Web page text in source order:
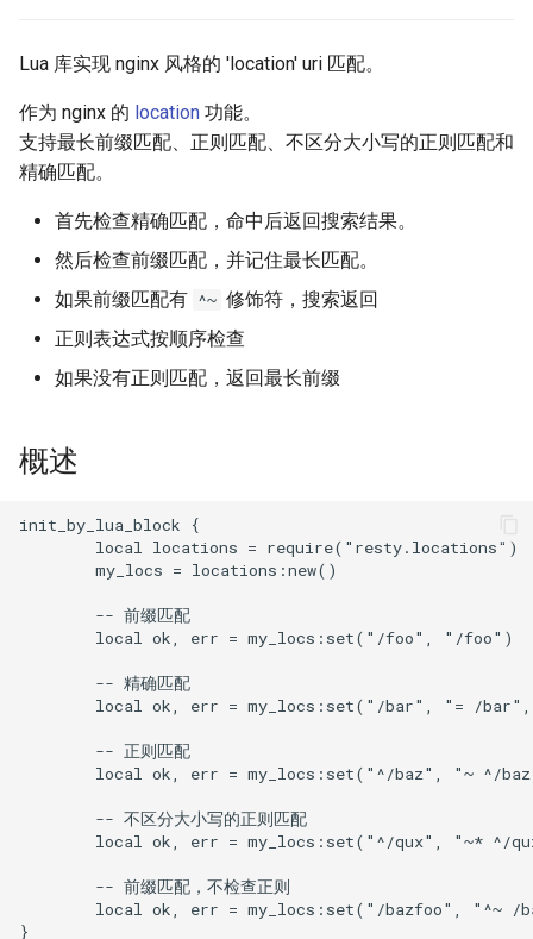
aws-auth
bot-verifier
cache-purge
captcha
cgi
compression-vary
Lua 库实现 nginx 风格的 'location' uri 匹配。
作为 nginx 的 location 功能。
支持最长前缀匹配、正则匹配、不区分大小写的正则匹配和
精确匹配。
首先检查精确匹配，命中后返回搜索结果。
然后检查前缀匹配，并记住最长匹配。
如果前缀匹配有 ^~ 修饰符，搜索返回
正则表达式按顺序检查
如果没有正则匹配，返回最长前缀
概述
init_by_lua_block {
        local locations = require("resty.locations")
        my_locs = locations:new()
        -- 前缀匹配
        local ok, err = my_locs:set("/foo", "/foo")
        -- 精确匹配
local ok, err = my_locs:set("/bar", "= /
        -- 正则匹配
local ok, err = my_locs:set("^/baz", "~ ^/
        -- 不区分大小写的正则匹配
local ok, err = my_locs:set("^/qux", "~* ^/
        -- 前缀匹配，不检查正则
local ok, err = my_locs:set("/bazfoo", "^~ /
}